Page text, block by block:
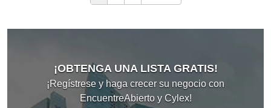
¡OBTENGA UNA LISTA GRATIS!
¡Regístrese y haga crecer su negocio con
EncuentreAbierto y Cylex!